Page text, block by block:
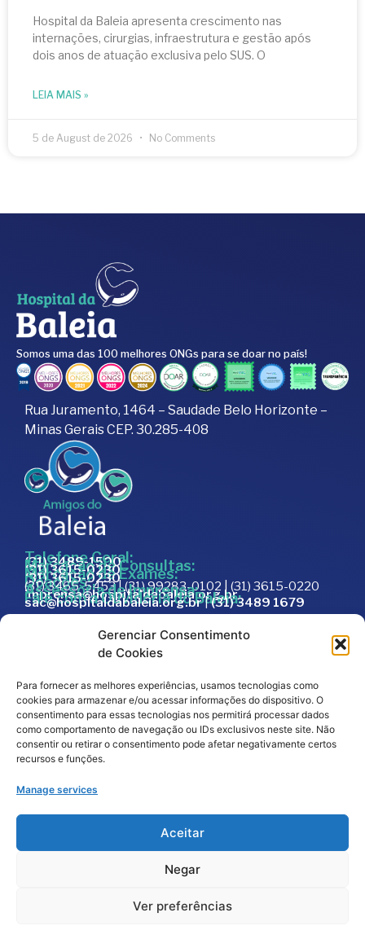
Gerenciar Consentimento
de Cookies
Para fornecer as melhores experiências, usamos tecnologias como
cookies para armazenar e/ou acessar informações do dispositivo. O
consentimento para essas tecnologias nos permitirá processar dados
como comportamento de navegação ou IDs exclusivos neste site. Não
consentir ou retirar o consentimento pode afetar negativamente certos
recursos e funções.
Manage services
Aceitar
Negar
Ver preferências
Hospital da Baleia apresenta crescimento nas
internações, cirurgias, infraestrutura e gestão após
dois anos de atuação exclusiva pelo SUS. O
LEIA MAIS »
5 de August de 2026 No Comments
Somos uma das 100 melhores ONGs para se doar no país!
Rua Juramento, 1464 – Saudade Belo Horizonte –
Minas Gerais CEP. 30.285-408
Telefone Geral:
(31) 3489-1500
Marcação de Consultas:
(31) 3615-0230
Marcação de Exames:
(31) 3615-0230
Doações:
(31) 3465-5453 | (31) 99283-0102 | (31) 3615-0220
Assessoria de Imprensa:
imprensa@hospitaldabaleia.org.br
Fale com a Ouvidoria do Baleia:
sac@hospitaldabaleia.org.br|(31) 3489 1679
Trabalhe Conosco
Editais
Política de Privacidade
Código de Integridade
© Todos os direitos reservados – Hospital da